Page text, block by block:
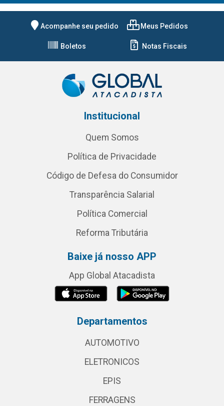
Acompanhe seu pedido Meus Pedidos
Boletos Notas Fiscais
Institucional
Quem Somos
Política de Privacidade
Código de Defesa do Consumidor
Transparência Salarial
Política Comercial
Reforma Tributária
Baixe já nosso APP
App Global Atacadista
Departamentos
AUTOMOTIVO
ELETRONICOS
EPIS
FERRAGENS